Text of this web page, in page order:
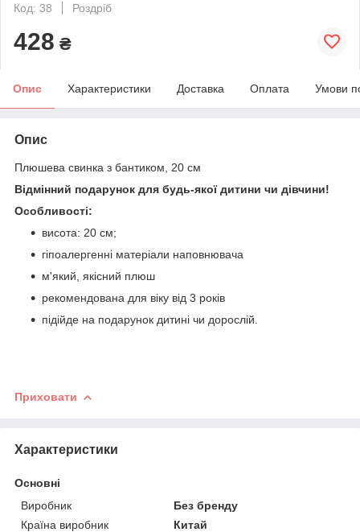
Код: 38
Роздріб
428 ₴
Опис Характеристики Доставка Оплата Умови
Опис
Плюшева свинка з бантиком, 20 см
Відмінний подарунок для будь-якої дитини чи дівчини!
Особливості:
висота: 20 см;
гіпоалергенні матеріали наповнювача
м'який, якісний плюш
рекомендована для віку від 3 років
підійде на подарунок дитині чи дорослій.
Приховати
Характеристики
Основні
Виробник
Без бренду
Країна виробник
Китай